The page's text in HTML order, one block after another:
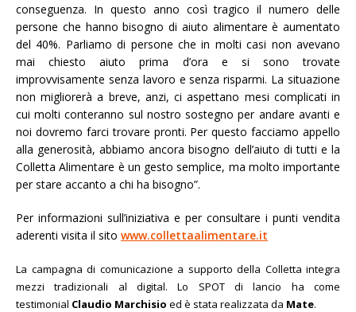
conseguenza. In questo anno così tragico il numero delle
persone che hanno bisogno di aiuto alimentare è aumentato
del 40%. Parliamo di persone che in molti casi non avevano
mai chiesto aiuto prima d’ora e si sono trovate
improvvisamente senza lavoro e senza risparmi. La situazione
non migliorerà a breve, anzi, ci aspettano mesi complicati in
cui molti conteranno sul nostro sostegno per andare avanti e
noi dovremo farci trovare pronti. Per questo facciamo appello
alla generosità, abbiamo ancora bisogno dell’aiuto di tutti e la
Colletta Alimentare è un gesto semplice, ma molto importante
per stare accanto a chi ha bisogno”.
Per informazioni sull’iniziativa e per consultare i punti vendita
aderenti visita il sito www.collettaalimentare.it
La campagna di comunicazione a supporto della Colletta integra
mezzi tradizionali al digital. Lo SPOT di lancio ha come
testimonial Claudio Marchisio ed è stata realizzata da Mate.